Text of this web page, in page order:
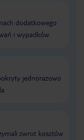
dodatkowego
i wypadków
jednorazowo
zwrot kosztów